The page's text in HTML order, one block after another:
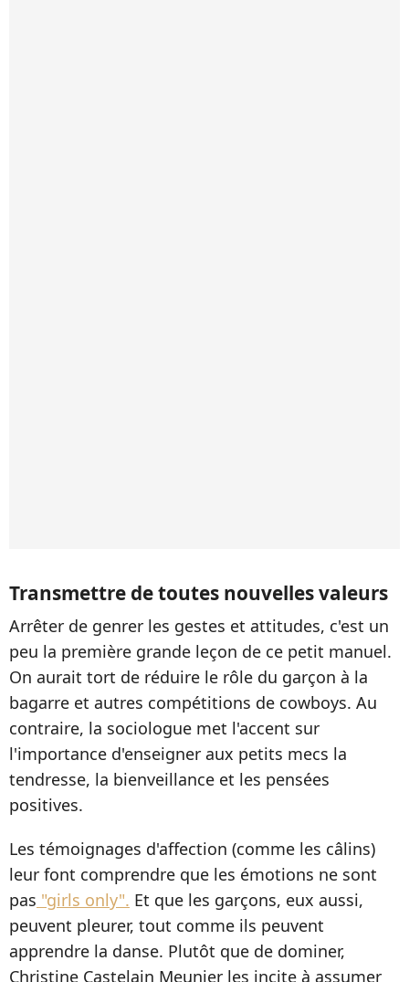
Transmettre de toutes nouvelles valeurs
Arrêter de genrer les gestes et attitudes, c'est un
peu la première grande leçon de ce petit manuel.
On aurait tort de réduire le rôle du garçon à la
bagarre et autres compétitions de cowboys. Au
contraire, la sociologue met l'accent sur
l'importance d'enseigner aux petits mecs la
tendresse, la bienveillance et les pensées
positives.
Les témoignages d'affection (comme les câlins)
leur font comprendre que les émotions ne sont
pas "girls only". Et que les garçons, eux aussi,
peuvent pleurer, tout comme ils peuvent
apprendre la danse. Plutôt que de dominer,
Christine Castelain Meunier les incite à assumer